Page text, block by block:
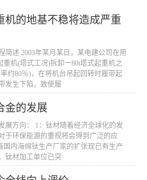
机的地基不稳将造成严重
简述 2003年某月某日，某电建公司在用
重机(塔式工况)拆卸一80t塔式起重机之
约80％)，在将机台吊起回转时履带起
发生下陷，致使履
金的发展
展方向： 1：钛材随着经济全球化的发
于环保能源的重视将会得到广泛的应
国内海绵钛生产厂家的扩张现已有生产
钛材加工单位已突